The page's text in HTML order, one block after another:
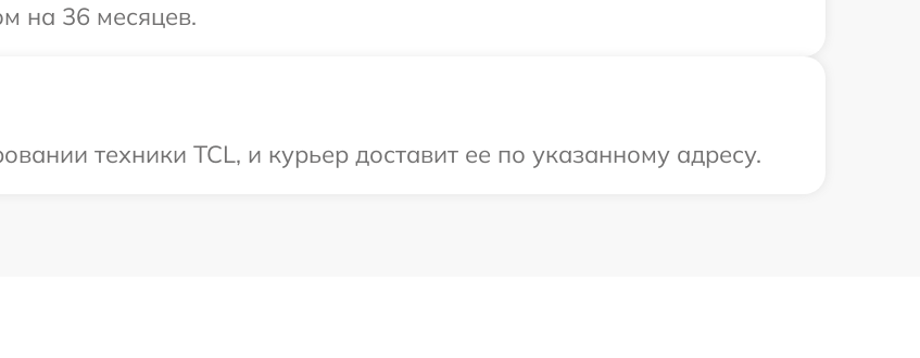
на 36 месяцев.
техники TCL, и курьер доставит ее по указанному адресу.